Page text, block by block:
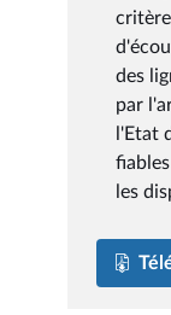
des
par
l'Etat
les